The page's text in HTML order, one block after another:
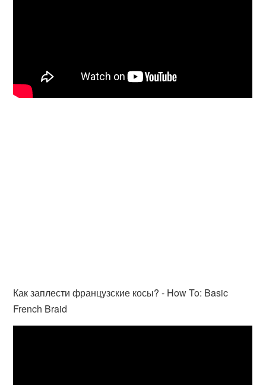
Как заплести французские косы? - How To: Basic
French Braid